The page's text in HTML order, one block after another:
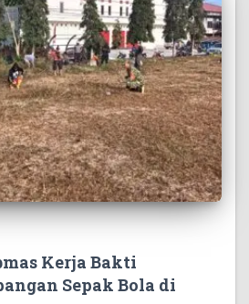
Kerja Bakti
Sepak Bola di